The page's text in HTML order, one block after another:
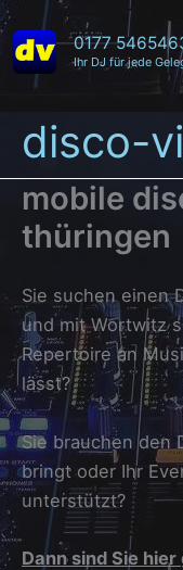
Zum
Inhalt
springen
0177
Ihr DJ für jede
disco-
mobile
thüringen
Sie suchen einen
und mit Wortwitz
Repertoire an
lässt?
Sie brauchen den
bringt oder Ihr
unterstützt?
Dann sind Sie hier